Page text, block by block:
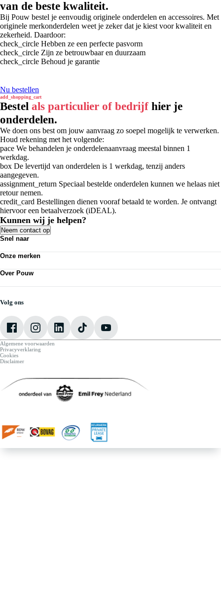
van de beste kwaliteit.
Bij Pouw bestel je eenvoudig originele onderdelen en accessoires. Met
originele merkonderdelen weet je zeker dat je kiest voor kwaliteit en
zekerheid. Daardoor:
check_circle Hebben ze een perfecte pasvorm
check_circle Zijn ze betrouwbaar en duurzaam
check_circle Behoud je garantie
Nu bestellen
add_shopping_cart
Bestel als particulier of bedrijf hier je
onderdelen.
We doen ons best om jouw aanvraag zo soepel mogelijk te verwerken.
Houd rekening met het volgende:
pace We behandelen je onderdelenaanvraag meestal binnen 1
werkdag.
box De levertijd van onderdelen is 1 werkdag, tenzij anders
aangegeven.
assignment_return Speciaal bestelde onderdelen kunnen we helaas niet
retour nemen.
credit_card Bestellingen dienen vooraf betaald te worden. Je ontvangt
hiervoor een betaalverzoek (iDEAL).
Kunnen wij je helpen?
Neem contact op
Snel naar
Bedrijfswagens
Nieuws
Vestigingen
Onze merken
Audi
Škoda
VW Bedrijfswagens
Over Pouw
Over Pouw
Vacatures
Volg ons
Algemene voorwaarden
Privacyverklaring
Cookies
Disclaimer